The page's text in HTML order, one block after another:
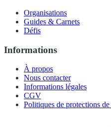
Organisations
Guides & Carnets
Défis
Informations
À propos
Nous contacter
Informations légales
CGV
Politiques de protections